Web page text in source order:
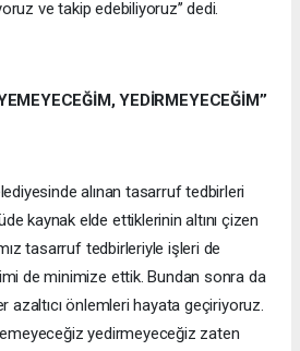
ve takip edebiliyoruz’’ dedi.
YEDİRMEYECEĞİM’’
alınan tasarruf tedbirleri
kaynak elde ettiklerinin altını çizen
tasarruf tedbirleriyle işleri de
de minimize ettik. Bundan sonra da
azaltıcı önlemleri hayata geçiriyoruz.
yedirmeyeceğiz zaten